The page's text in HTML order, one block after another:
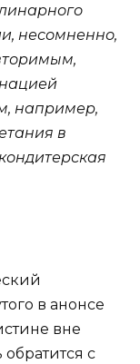
несомненно,
например,
в
в анонсе
вне
с